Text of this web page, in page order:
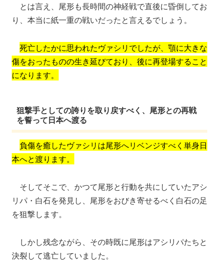
とは言え、尾形も長時間の神経戦で直後に昏倒してお
り、本当に紙一重の戦いだったと言えるでしょう。
死亡したかに思われたヴァシリでしたが、顎に大きな
傷をおったものの生き延びており、後に再登場すること
になります。
狙撃手としての誇りを取り戻すべく、尾形との再戦
を誓って日本へ渡る
負傷を癒したヴァシリは尾形へリベンジすべく単身日
本へと渡ります。
そしてそこで、かつて尾形と行動を共にしていたアシ
リパ・白石を発見し、尾形をおびき寄せるべく白石の足
を狙撃します。
しかし残念ながら、その時既に尾形はアシリパたちと
決裂して逃亡していました。